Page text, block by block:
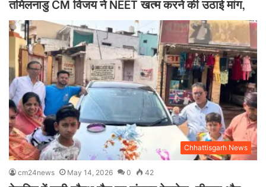
Chhattisgarh News
cm24news May 14, 2026 0 42